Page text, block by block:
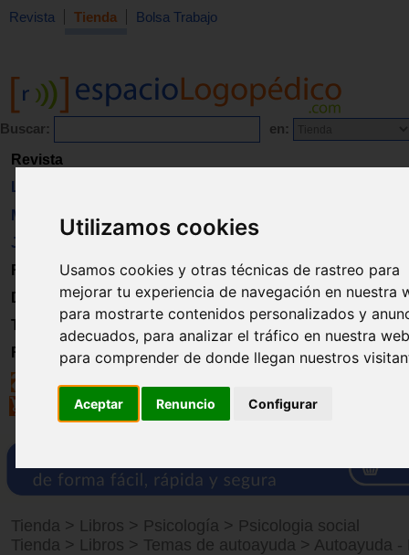
Utilizamos cookies
Usamos cookies y otras técnicas de rastreo para
mejorar tu experiencia de navegación en nuestra
para mostrarte contenidos personalizados y
adecuados, para analizar el tráfico en nuestra
para comprender de donde llegan nuestros
Aceptar Renuncio Configurar
Revista Tienda Bolsa Trabajo
Buscar: en:
Revista
Libros
Material
Juguetes
Formación
Directorio
Trabajo
Registro
Tienda > Libros > Psicología > Psicologia social
Tienda > Libros > Temas de autoayuda > Autoayuda -